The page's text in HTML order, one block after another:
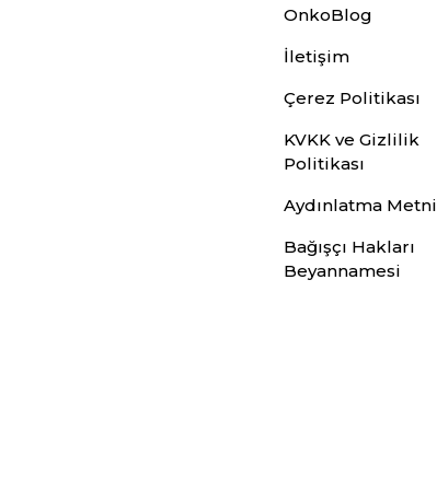
OnkoBlog
İletişim
Çerez Politikası
KVKK ve Gizlilik
Politikası
Aydınlatma Metni
Bağışçı Hakları
Beyannamesi